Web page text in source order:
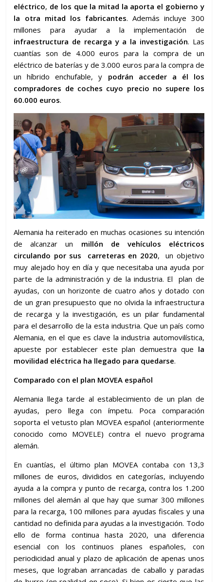
eléctrico, de los que la mitad la aporta el gobierno y
la otra mitad los fabricantes. Además incluye 300
millones para ayudar a la implementación de
infraestructura de recarga y a la investigación. Las
cuantías son de 4.000 euros para la compra de un
eléctrico de baterías y de 3.000 euros para la compra de
un híbrido enchufable, y podrán acceder a él los
compradores de coches cuyo precio no supere los
60.000 euros.
Alemania ha reiterado en muchas ocasiones su intención
de alcanzar un millón de vehículos eléctricos
circulando por sus carreteras en 2020, un objetivo
muy alejado hoy en día y que necesitaba una ayuda por
parte de la administración y de la industria. El plan de
ayudas, con un horizonte de cuatro años y dotado con
de un gran presupuesto que no olvida la infraestructura
de recarga y la investigación, es un pilar fundamental
para el desarrollo de la esta industria. Que un país como
Alemania, en el que es clave la industria automovilística,
apueste por establecer este plan demuestra que la
movilidad eléctrica ha llegado para quedarse.
Comparado con el plan MOVEA español
Alemania llega tarde al establecimiento de un plan de
ayudas, pero llega con ímpetu. Poca comparación
soporta el vetusto plan MOVEA español (anteriormente
conocido como MOVELE) contra el nuevo programa
alemán.
En cuantías, el último plan MOVEA contaba con 13,3
millones de euros, divididos en categorías, incluyendo
ayuda a la compra y punto de recarga, contra los 1.200
millones del alemán al que hay que sumar 300 millones
para la recarga, 100 millones para ayudas fiscales y una
cantidad no definida para ayudas a la investigación. Todo
ello de forma continua hasta 2020, una diferencia
esencial con los continuos planes españoles, con
periodicidad anual y plazo de aplicación de apenas unos
meses, que lograban arrancadas de caballo y paradas